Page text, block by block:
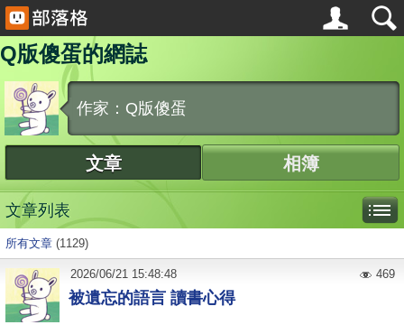
Q版傻蛋的網誌
作家：Q版傻蛋
文章 相簿
文章列表
所有文章 (1129)
被遺忘的語言 讀書心得
2026/06/21 15:48:48 469